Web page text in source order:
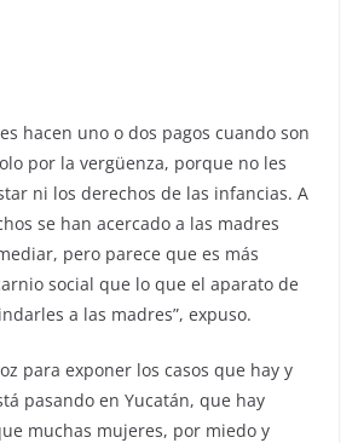
hacen uno o dos pagos cuando son
por la vergüenza, porque no les
ni los derechos de las infancias. A
se han acercado a las madres
pero parece que es más
social que lo que el aparato de
a las madres”, expuso.
para exponer los casos que hay y
pasando en Yucatán, que hay
muchas mujeres, por miedo y